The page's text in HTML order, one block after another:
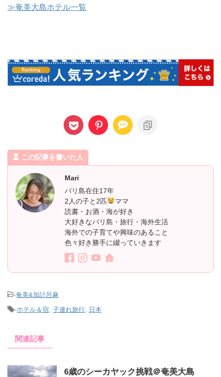
≫奄美大島ホテル一覧
この記事を書いた人
Mari
バリ島在住17年
2人の子と2匹
ママ
読書・お酒・海が好き
大好きなバリ島・旅行・海外生活
海外での子育てや興味のあること
色々好き勝手に綴っていきます
-奄美&加計呂麻
-ホテル＆宿 子連れ旅行 日本
関連記事
6歳のシーカヤック挑戦＠奄美大島